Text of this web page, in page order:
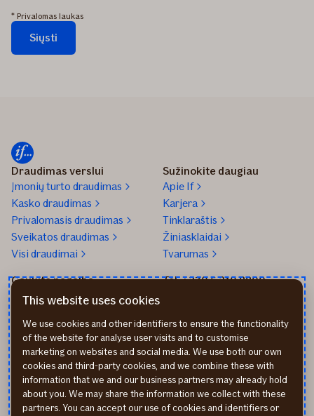
* Privalomas laukas
Siųsti
Draudimas verslui
Įmonių turto draudimas
Kasko draudimas
Privalomasis draudimas
Sveikatos draudimas
Visi draudimai
Sužinokite daugiau
Apie If
Karjera
Tinklaraštis
Žiniasklaidai
Tvarumas
Gaukite pagalbą
Praneškite apie įvykį
partneriai
Sveikatos draudimo
partneriai
Tel. +370 5 210 8800
Apmokėjimo būdai
Atsiliepimai
Rekvizitai
This website uses cookies
We use cookies and other identifiers to ensure the functionality
of the website for analyse user visits and to customise
marketing on websites and social media. We use both our own
cookies and third-party cookies, and we combine these with
information that we and our business partners may already hold
about you. We may share the information we collect with these
partners. You can accept our use of cookies and identifiers or